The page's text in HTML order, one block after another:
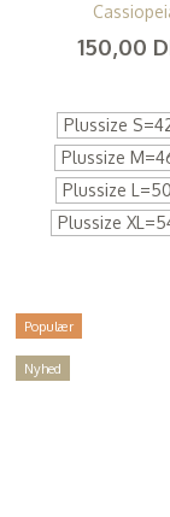
150,00
Plussize
Plussize
Plussize
Plussize
Populær
Nyhed